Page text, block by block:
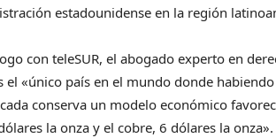
estadounidense en la región
con teleSUR, el abogado experto en
el «único país en el mundo donde
conserva un modelo económico
la onza y el cobre, 6 dólares la